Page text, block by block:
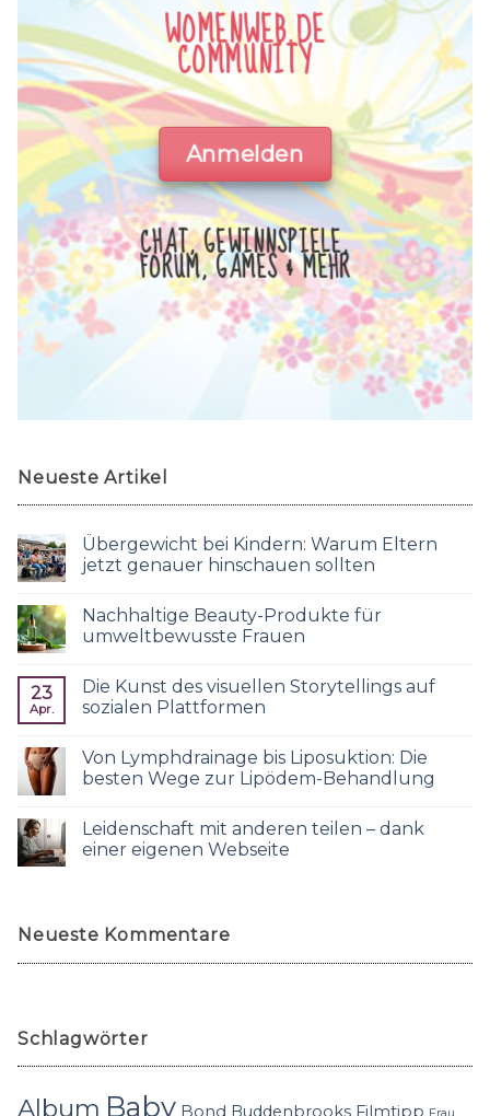
WOMENWEB.DE
COMMUNITY
Anmelden
CHAT, GEWINNSPIELE,
FORUM, GAMES & MEHR
Neueste Artikel
Übergewicht bei Kindern: Warum Eltern
jetzt genauer hinschauen sollten
Nachhaltige Beauty-Produkte für
umweltbewusste Frauen
23
Apr.
Die Kunst des visuellen Storytellings auf
sozialen Plattformen
Von Lymphdrainage bis Liposuktion: Die
besten Wege zur Lipödem-Behandlung
Leidenschaft mit anderen teilen – dank
einer eigenen Webseite
Neueste Kommentare
Schlagwörter
Album Baby Bond Buddenbrooks Filmtipp